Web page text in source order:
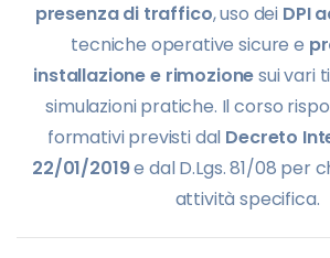
presenza di traffico, uso dei DPI
tecniche operative sicure e
installazione e rimozionesui vari
simulazioni pratiche. Il corso
formativi previsti dal Decreto
22/01/2019e dal D.Lgs. 81/08 per
attività specifica.